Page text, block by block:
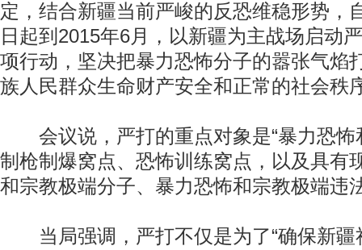
定，结合新疆当前严峻的反恐维稳形势，
日起到2015年6月，以新疆为主战场启动
项行动，坚决把暴力恐怖分子的嚣张气焰
族人民群众生命财产安全和正常的社会秩
会议说，严打的重点对象是“暴力恐怖
制枪制爆窝点、恐怖训练窝点，以及具有
和宗教极端分子、暴力恐怖和宗教极端违
当局强调，严打不仅是为了“确保新疆